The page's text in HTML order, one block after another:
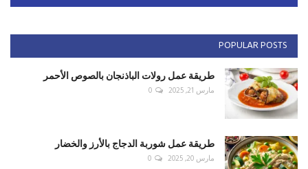
POPULAR POSTS
طريقة عمل رولات الباذنجان بالصوص الأحمر
مارس 21, 2025 0
طريقة عمل شوربة الدجاج بالأرز والخضار
مارس 20, 2025 0